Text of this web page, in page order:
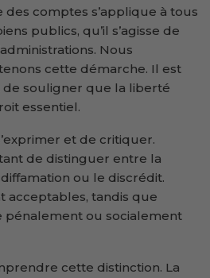
des comptes s’applique à tous
publics, qu’il s’agisse de
Nous
cette démarche. Il est
souligner que la liberté
essentiel.
et de critiquer.
de distinguer entre la
ou le discrédit.
acceptables, tandis que
pénalement ou socialement
cette distinction. La